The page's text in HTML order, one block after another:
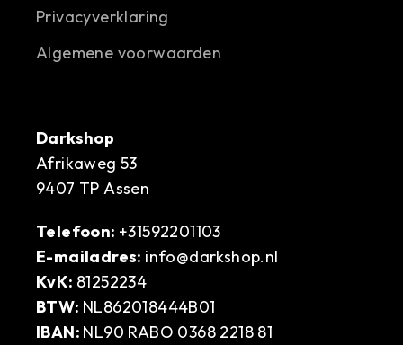
Privacyverklaring
Algemene voorwaarden
Darkshop
Afrikaweg 53
9407 TP Assen
Telefoon: +31592201103
E-mailadres: info@darkshop.nl
KvK: 81252234
BTW: NL862018444B01
IBAN: NL90 RABO 0368 2218 81